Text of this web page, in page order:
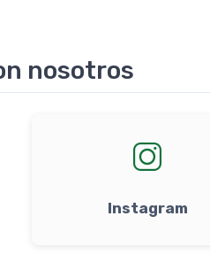
nosotros
Instagram